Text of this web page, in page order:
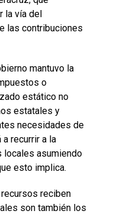
la vía del
las contribuciones
mantuvo la
o
estático no
estatales y
necesidades de
recurrir a la
locales asumiendo
esto implica.
reciben
son también los